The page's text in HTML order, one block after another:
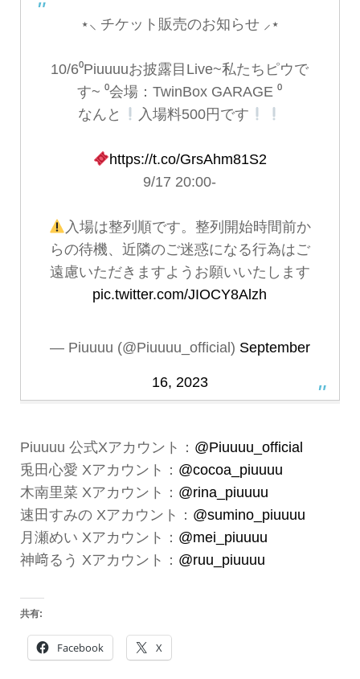
⋆⸜ チケット販売のお知らせ ⸝⋆
10/6⁰Piuuuuお披露目Live~私たちピウで
す~ ⁰会場：TwinBox GARAGE ⁰
なんと
入場料500円です
https://t.co/GrsAhm81S2
9/17 20:00-
入場は整列順です。整列開始時間前か
らの待機、近隣のご迷惑になる行為はご
遠慮いただきますようお願いいたします
pic.twitter.com/JIOCY8Alzh
— Piuuuu (@Piuuuu_official) September
16, 2023
Piuuuu 公式Xアカウント： @Piuuuu_official
兎田心愛 Xアカウント： @cocoa_piuuuu
木南里菜 Xアカウント： @rina_piuuuu
速田すみの Xアカウント： @sumino_piuuuu
月瀬めい Xアカウント： @mei_piuuuu
神﨑るう Xアカウント： @ruu_piuuuu
共有:
Facebook X